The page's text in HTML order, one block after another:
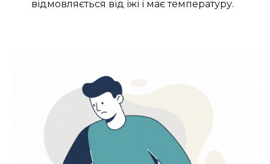
відмовляється від їжі і має температуру.